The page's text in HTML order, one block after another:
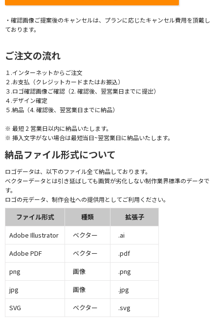
・確認画像ご提案後のキャンセルは、プランに応じたキャンセル費用を頂戴し
ております。
ご注文の流れ
１.インターネットからご注文
２.お支払（クレジットカードまたはお振込）
３.ロゴ確認画像ご確認（2. 確認後、翌営業日までに提出）
４.デザイン確定
５.納品（4. 確認後、翌営業日までに納品）
※ 最短 2 営業日以内に納品いたします。
※ 挿入文字がない場合は最短当日~翌営業日に納品いたします。
納品ファイル形式について
ロゴデータは、以下のファイル全て納品しております。
ベクターデータとは引き延ばしても画質が劣化しない制作業界標準のデータで
す。
ロゴの元データ、制作会社への提供用としてご利用ください。
ファイル形式 種類
拡張子
Adobe Illustrator
ベクター
.ai
Adobe PDF
ベクター
.pdf
png
画像
.png
jpg
画像
.jpg
SVG
ベクター .svg